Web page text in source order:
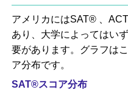
アメリカにはSAT® 、
あり、大学によってはい
要があります。グラフは
ア分布です。
SAT®スコア分布